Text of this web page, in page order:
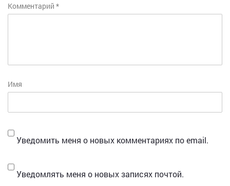
Комментарий *
Имя
Уведомить меня о новых комментариях по email.
Уведомлять меня о новых записях почтой.